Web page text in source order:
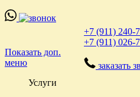
+7 (911) 240-
+7 (911) 026-
заказать
Показать доп.
меню
Услуги